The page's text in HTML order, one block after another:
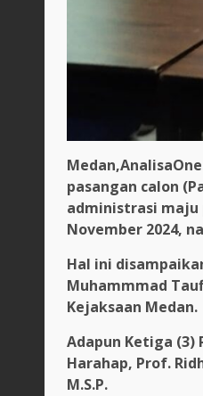
pasangan calon
administrasi maju
November 2024,
Hal ini
Muhammmad
Kejaksaan Medan.
Adapun Ketiga (3)
Harahap, Prof.
M.S.P.